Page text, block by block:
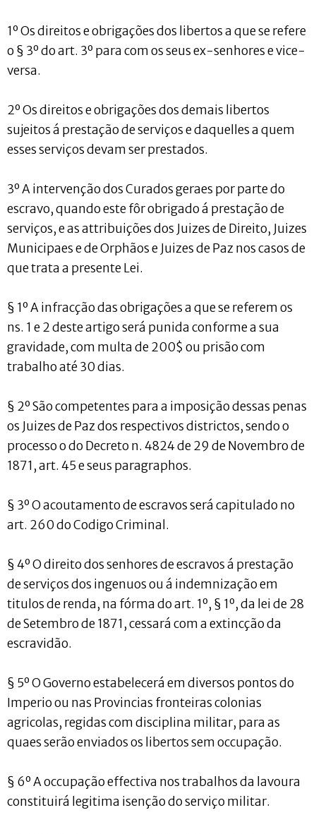
1º Os direitos e obrigações dos libertos a que se refere
o § 3º do art. 3º para com os seus ex-senhores e vice-
versa.
2º Os direitos e obrigações dos demais libertos
sujeitos á prestação de serviços e daquelles a quem
esses serviços devam ser prestados.
3º A intervenção dos Curados geraes por parte do
escravo, quando este fôr obrigado á prestação de
serviços, e as attribuições dos Juizes de Direito, Juizes
Municipaes e de Orphãos e Juizes de Paz nos casos de
que trata a presente Lei.
§ 1º A infracção das obrigações a que se referem os
ns. 1 e 2 deste artigo será punida conforme a sua
gravidade, com multa de 200$ ou prisão com
trabalho até 30 dias.
§ 2º São competentes para a imposição dessas penas
os Juizes de Paz dos respectivos districtos, sendo o
processo o do Decreto n. 4824 de 29 de Novembro de
1871, art. 45 e seus paragraphos.
§ 3º O acoutamento de escravos será capitulado no
art. 260 do Codigo Criminal.
§ 4º O direito dos senhores de escravos á prestação
de serviços dos ingenuos ou á indemnização em
titulos de renda, na fórma do art. 1º, § 1º, da lei de 28
de Setembro de 1871, cessará com a extincção da
escravidão.
§ 5º O Governo estabelecerá em diversos pontos do
Imperio ou nas Provincias fronteiras colonias
agricolas, regidas com disciplina militar, para as
quaes serão enviados os libertos sem occupação.
§ 6º A occupação effectiva nos trabalhos da lavoura
constituirá legitima isenção do serviço militar.